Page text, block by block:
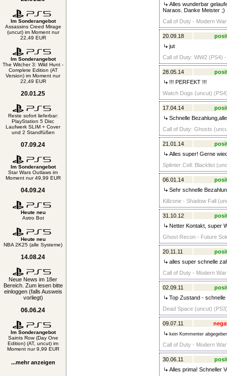
Im Sonderangebot
Assassins Creed Mirage
(uncut) im Moment nur
22,49 EUR
Im Sonderangebot
The Witcher 3: Wild Hunt -
Complete Edition (AT
Version) im Moment nur
22,49 EUR
20.01.25
Reste sofort lieferbar:
PlayStation 5 Disc
Laufwerk SLIM + Cover
und 2 Standfüßen
07.09.24
Im Sonderangebot
Star Wars Outlaws im
Moment nur 49,99 EUR
04.09.24
Heute neu
Astro Bot
Heute neu
NBA 2K25 (alle Systeme)
14.08.24
Neue News im 18er
Bereich. Zum lesen bitte
einloggen (falls Ausweis
vorliegt)
06.06.24
Im Sonderangebot
Saints Row (Day One
Edition) (AT, uncut) im
Moment nur 9,99 EUR
...mehr anzeigen
Alles wunderbar
Naraos. Danke Meister ;)
Call of Duty - Modern
20.09.18
jut
Call of Duty: WW2 (PS4)
28.05.14
!!! PERFEKT !!!
Watch Dogs (uncut)
17.04.14
Schnelle
Call of Duty: Ghosts
21.01.14
Alles super! Gerne
Splinter Cell: Blacklist
06.01.14
Sehr schnelle
Killzone - Shadow Fall
31.10.12
Netter Kontakt, super
Ghost Recon - Future
20.11.11
alles super schnelle
Call of Duty - Modern
02.09.11
Top Zustand - schnelle
Dead Space (uncut)
09.07.11
kein Kommenter
Call of Duty - Modern
30.06.11
Alles prima! Schneller